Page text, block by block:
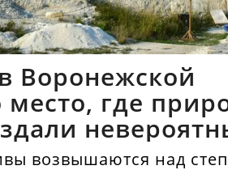
Воронежской
место, где
возвышаются над